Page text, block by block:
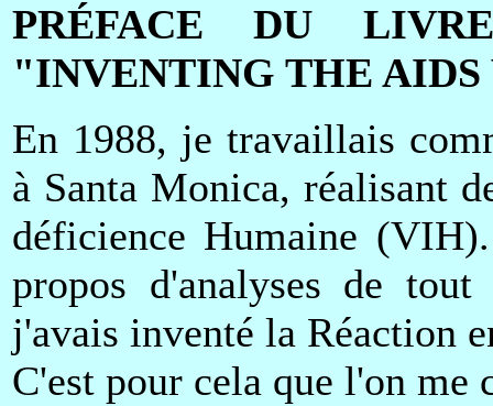
PRÉFACE DU
"INVENTING THE
En 1988, je travaillais
à Santa Monica, réalisant
déficience Humaine
propos d'analyses de
j'avais inventé la Réaction
C'est pour cela que l'on me